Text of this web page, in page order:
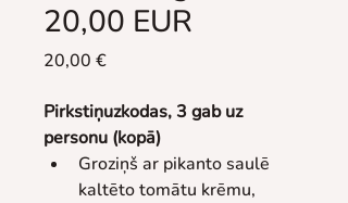
20,00 EUR
20,00 €Price
Pirkstiņuzkodas, 3 gab uz
personu (kopā)
Groziņš ar pikanto saulē
kaltēto tomātu krēmu,